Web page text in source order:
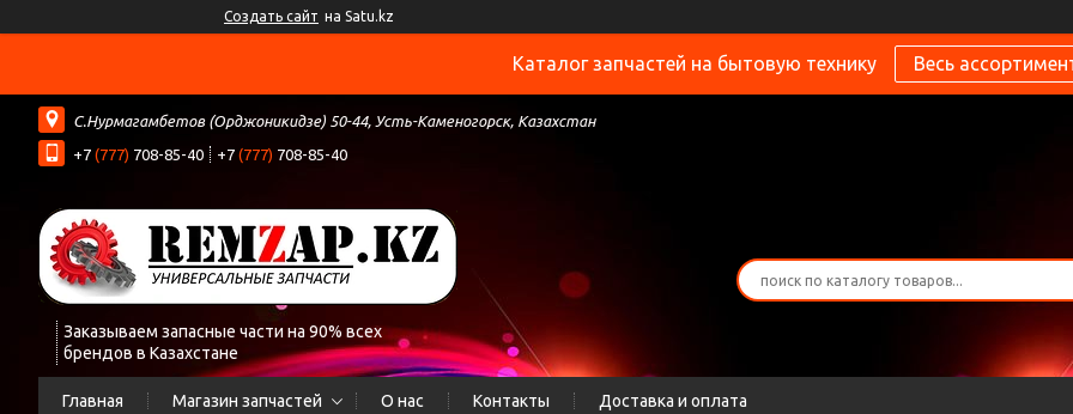
Создать сайт на Satu.kz
Каталог запчастей на бытовую технику Весь
С.Нурмагамбетов (Орджоникидзе) 50-44, Усть-Каменогорск, Казахстан
+7 (777) 708-85-40 +7 (777) 708-85-40
Заказываем запасные части на 90% всех
брендов в Казахстане
Главная Магазин запчастей О нас Контакты Доставка и оплата